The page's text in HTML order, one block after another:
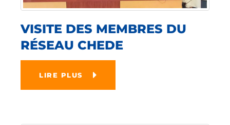
VISITE DES MEMBRES DU
RÉSEAU CHEDE
LIRE PLUS